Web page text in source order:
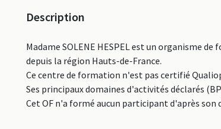
Description
Madame SOLENE HESPEL est un organisme
depuis la région Hauts-de-France.
Ce centre de formation n'est pas certifié
Ses principaux domaines d'activités déclarés
Cet OF n'a formé aucun participant d'après